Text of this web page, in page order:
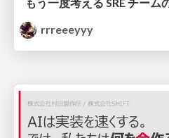
rrreeeyyy